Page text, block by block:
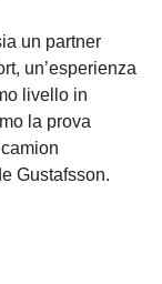
un partner
un’esperienza
livello in
la prova
Gustafsson.